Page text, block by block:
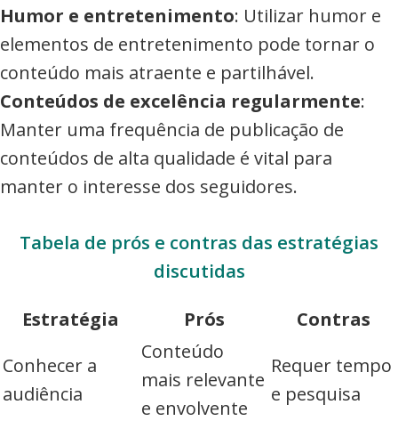
Humor e entretenimento: Utilizar humor e
elementos de entretenimento pode tornar o
conteúdo mais atraente e partilhável.
Conteúdos de excelência regularmente:
Manter uma frequência de publicação de
conteúdos de alta qualidade é vital para
manter o interesse dos seguidores.
Tabela de prós e contras das estratégias
discutidas
Estratégia Prós
Contras
Conhecer a
audiência
Conteúdo
mais relevante
e envolvente
Requer tempo
e pesquisa